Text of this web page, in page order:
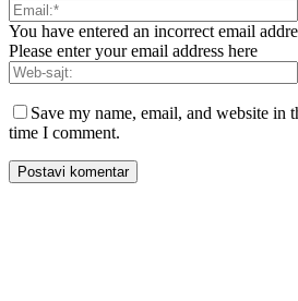
You have entered an incorrect email
Please enter your email address here
Save my name, email, and website in
time I comment.